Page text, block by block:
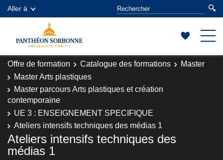
Aller à
Offre de formation Catalogue des formations
Master
Master Arts plastiques
Master parcours Arts plastiques et création
contemporaine
UE 3 : ENSEIGNEMENT SPECIFIQUE
Ateliers intensifs techniques des médias 1
Ateliers intensifs techniques des
médias 1